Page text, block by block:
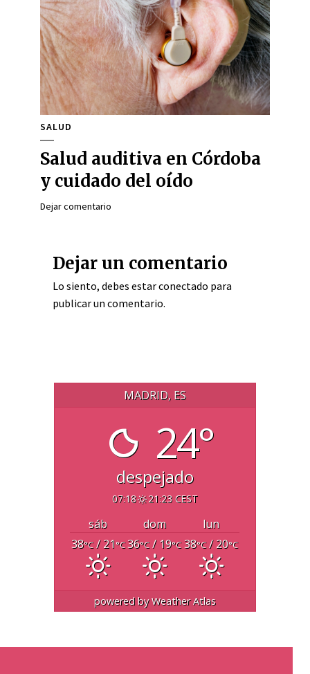
SALUD
Salud auditiva en Córdoba
y cuidado del oído
Dejar comentario
Dejar un comentario
Lo siento, debes estarconectado para
publicar un comentario.
MADRID, ES
24°
despejado
07:18 21:23 CEST
sáb dom
lun
38°C/ 21°C36°C/ 19°C 38°C/ 20°C
powered byWeather Atlas